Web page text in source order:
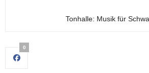
Tonhalle: Musik für
0